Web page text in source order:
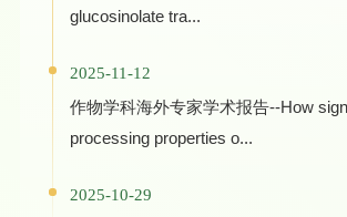
glucosinolate tra...
2025-11-12
作物学科海外专家学术报告--How
processing properties o...
2025-10-29